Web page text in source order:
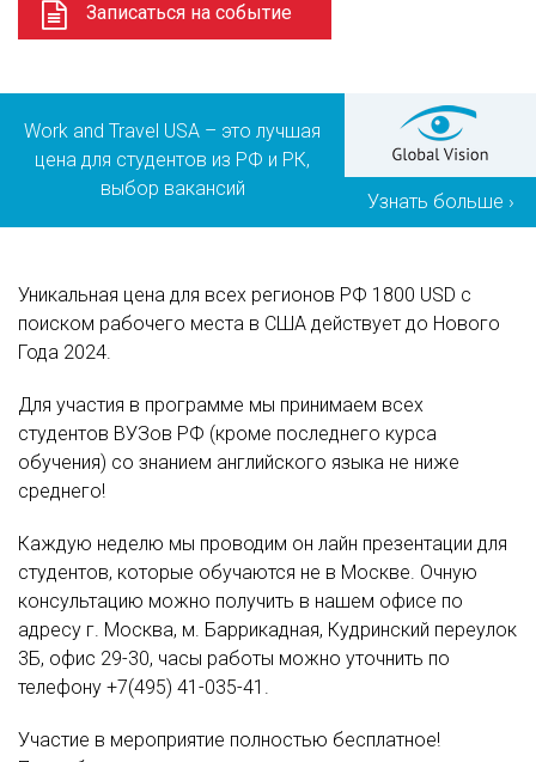
Записаться на событие
Work and Travel USA – это лучшая
цена для студентов из РФ и РК,
выбор вакансий
Узнать больше ›
Уникальная цена для всех регионов РФ 1800 USD с
поиском рабочего места в США действует до Нового
Года 2024.
Для участия в программе мы принимаем всех
студентов ВУЗов РФ (кроме последнего курса
обучения) со знанием английского языка не ниже
среднего!
Каждую неделю мы проводим он лайн презентации для
студентов, которые обучаются не в Москве. Очную
консультацию можно получить в нашем офисе по
адресу г. Москва, м. Баррикадная, Кудринский переулок
3Б, офис 29-30, часы работы можно уточнить по
телефону +7(495) 41-035-41.
Участие в мероприятие полностью бесплатное!